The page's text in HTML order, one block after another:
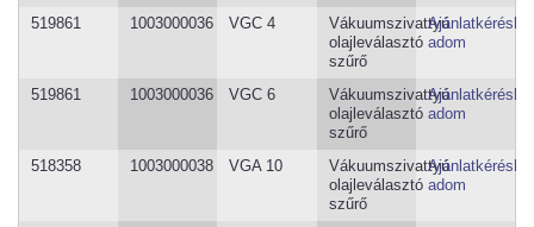
519861 1003000036 VGC 4
Vákuumszivattyú
olajleválasztó
szűrő
adom
519861 1003000036 VGC 6
Vákuumszivattyú
olajleválasztó
szűrő
adom
518358 1003000038 VGA 10
Vákuumszivattyú
olajleválasztó
szűrő
adom